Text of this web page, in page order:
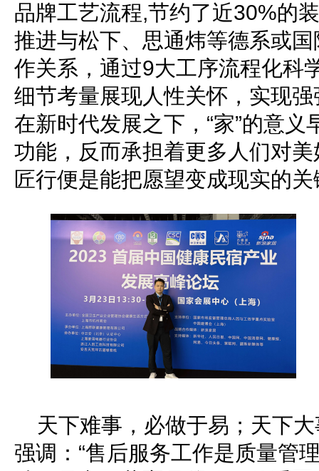
品牌工艺流程,节约了近30%的
推进与松下、思通炜等德系或
作关系，通过9大工序流程化科
细节考量展现人性关怀，实现
在新时代发展之下，“家”的意
功能，反而承担着更多人们对
匠行便是能把愿望变成现实的关
天下难事，必做于易；天下
强调：“售后服务工作是质量管